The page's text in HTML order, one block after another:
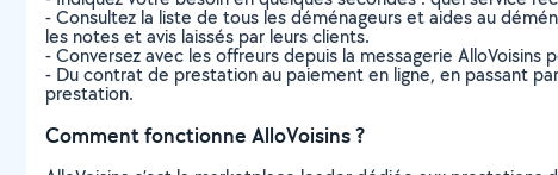
- Consultez la liste de tous les déménageurs et aides au
les notes et avis laissés par leurs clients.
- Conversez avec les offreurs depuis la messagerie
- Du contrat de prestation au paiement en ligne, en passant
prestation.
Comment fonctionne AlloVoisins ?